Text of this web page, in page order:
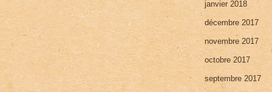
janvier 2018
décembre 2017
novembre 2017
octobre 2017
septembre 2017